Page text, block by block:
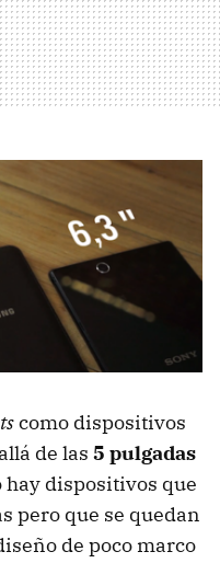
como dispositivos
de las 5 pulgadas
hay dispositivos que
pero que se quedan
de poco marco